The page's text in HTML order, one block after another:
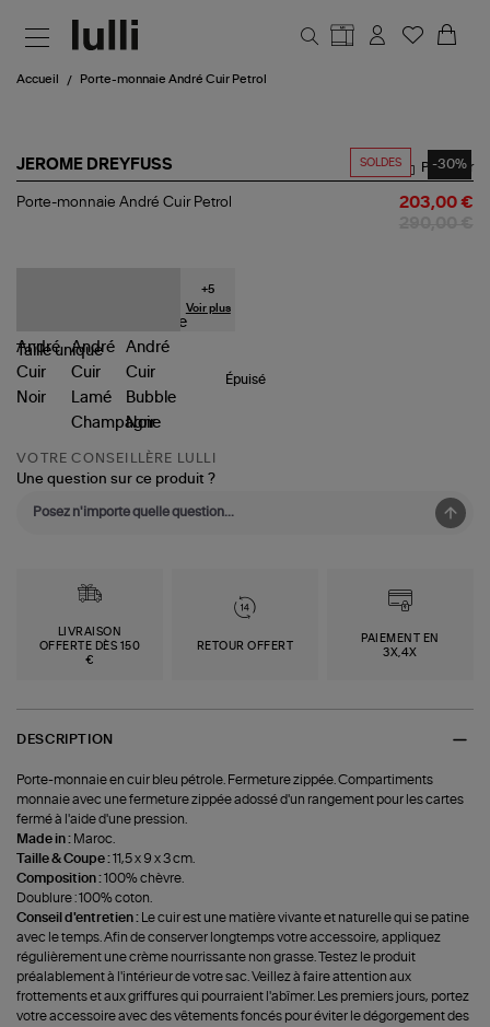
Accueil Porte-monnaie André Cuir Petrol
SOLDES -30%
JEROME DREYFUSS
Porte-
Partager
Porte-monnaie André Cuir Petrol 203,00 €
+5
Voir plus
Tailleunique
Épuisé
VOTRE CONSEILLÈRE LULLI
Une question sur ce produit ?
LIVRAISON
OFFERTE DÈS 150
€
RETOUR OFFERT
PAIEMENT EN
3X,4X
DESCRIPTION
Porte-monnaie en cuir bleu pétrole. Fermeture zippée. Compartiments
monnaie avec une fermeture zippée adossé d'un rangement pour les cartes
fermé à l'aide d'une pression.
Made in : Maroc.
Taille & Coupe :11,5 x 9 x 3 cm.
Composition :100% chèvre.
Doublure : 100% coton.
Conseil d'entretien :
Le cuir est une matière vivante et naturelle qui se patine
avec le temps. Afin de conserver longtemps votre accessoire, appliquez
régulièrement une crème nourrissante non grasse. Testez le produit
préalablement à l'intérieur de votre sac. Veillez à faire attention aux
frottements et aux griffures qui pourraient l'abîmer. Les premiers jours, portez
votre accessoire avec des vêtements foncés pour éviter le dégorgement des